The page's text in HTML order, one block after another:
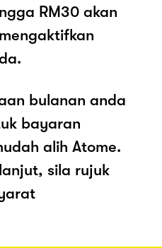
RM30 akan
bulanan anda
bayaran
alih Atome.
sila rujuk